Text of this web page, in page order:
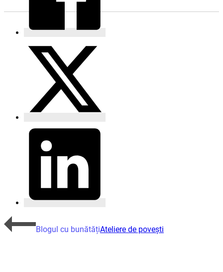
Blogul cu bunătățiAteliere de povești